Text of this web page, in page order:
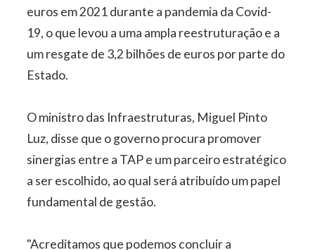
euros em 2021 durante a pandemia da Covid-
19, o que levou a uma ampla reestruturação e a
um resgate de 3,2 bilhões de euros por parte do
Estado.
O ministro das Infraestruturas, Miguel Pinto
Luz, disse que o governo procura promover
sinergias entre a TAP e um parceiro estratégico
a ser escolhido, ao qual será atribuído um papel
fundamental de gestão.
"Acreditamos que podemos concluir a